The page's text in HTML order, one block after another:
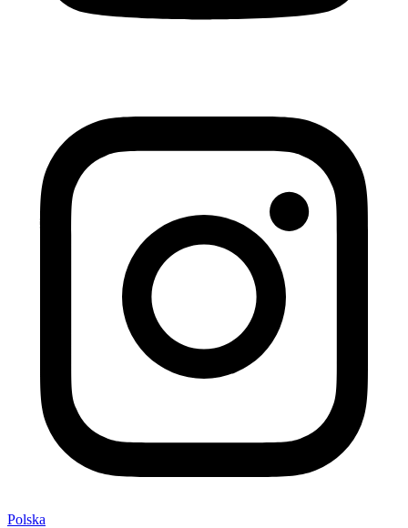
Polska